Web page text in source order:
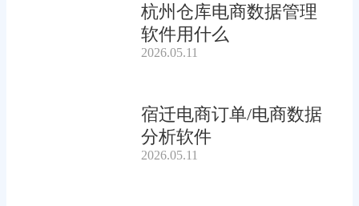
杭州仓库电商数据管理
软件用什么
2026.05.11
宿迁电商订单/电商数据
分析软件
2026.05.11